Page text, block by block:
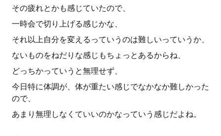
その疲れとかも感じていたので、
一時会で切り上げる感じかな、
それ以上自分を変えるっていうのは難しいっていうか、
ないものをねだりな感じもちょっとあるからね、
どっちかっていうと無理せず、
今日特に体調が、体が重たい感じでなかなか難しかった
ので、
あまり無理しなくていいのかなっていう感じだよね。